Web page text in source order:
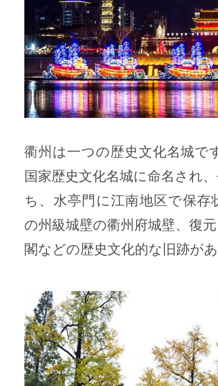
衢州は一つの歴史文化名城で
国家歴史文化名城に命名され
ち、水亭門に江南地区で保存
の州級城壁の衢州府城壁、復
閣などの歴史文化的な旧跡が